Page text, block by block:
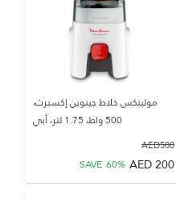
مولينكس خلاط جينوين إكسبرت،
500 واط، 1.75 لتر، أبي
500
AED
200
AED
SAVE 60%